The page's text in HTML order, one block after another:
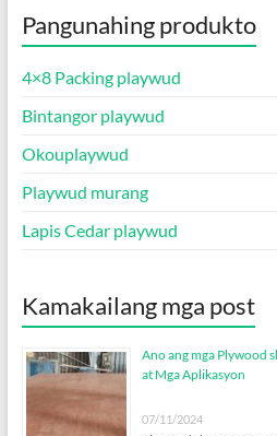
Pangunahing produkto
4×8 Packing playwud
Bintangor playwud
Okouplaywud
Playwud murang
Lapis Cedar playwud
Kamakailang mga post
Ano ang mga Plywood
at Mga Aplikasyon
07/11/2024